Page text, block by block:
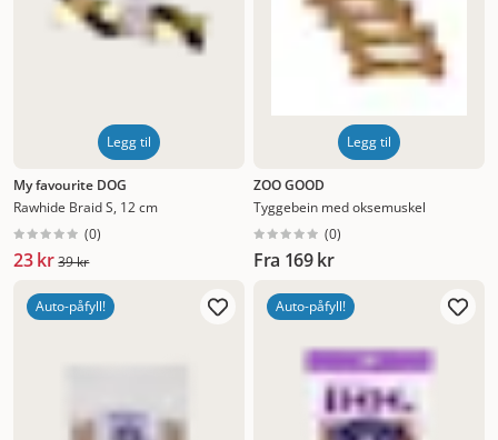
Legg til
My favourite DOG
Rawhide Braid S, 12 cm
(0)
23 kr 39 kr
Legg til
ZOO GOOD
Tyggebein med oksemuskel
(0)
Fra 169 kr
Auto-påfyll! Auto-påfyll!